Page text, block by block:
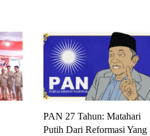
PAN 27 Tahun: Matahari
Putih Dari Reformasi Yang